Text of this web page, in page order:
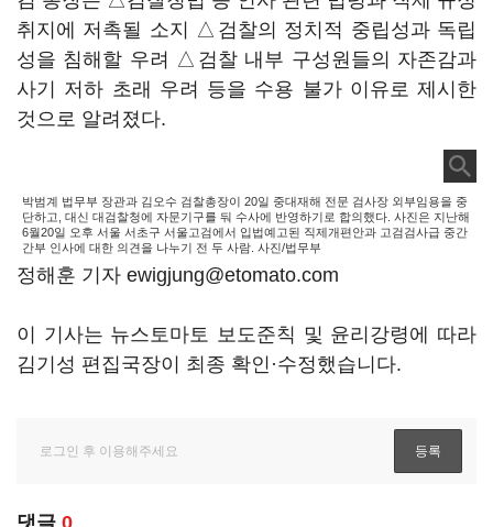
취지에 저촉될 소지 △검찰의 정치적 중립성과 독립
성을 침해할 우려 △검찰 내부 구성원들의 자존감과
사기 저하 초래 우려 등을 수용 불가 이유로 제시한
것으로 알려졌다.
박범계 법무부 장관과 김오수 검찰총장이 20일 중대재해 전문 검사장 외부임용을 중
단하고, 대신 대검찰청에 자문기구를 둬 수사에 반영하기로 합의했다. 사진은 지난해
6월20일 오후 서울 서초구 서울고검에서 입법예고된 직제개편안과 고검검사급 중간
간부 인사에 대한 의견을 나누기 전 두 사람. 사진/법무부
정해훈 기자 ewigjung@etomato.com
이 기사는 뉴스토마토 보도준칙 및 윤리강령에 따라
김기성 편집국장이 최종 확인·수정했습니다.
댓글 0